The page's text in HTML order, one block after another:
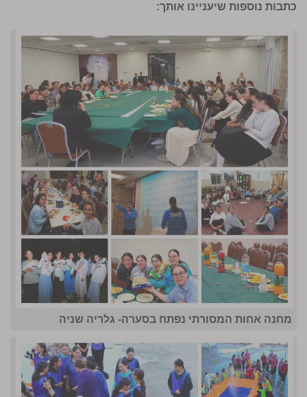
כתבות נוספות שיעניינו אותך:
מחנה אחות המסורתי נפתח בסערה- גלריה שניה